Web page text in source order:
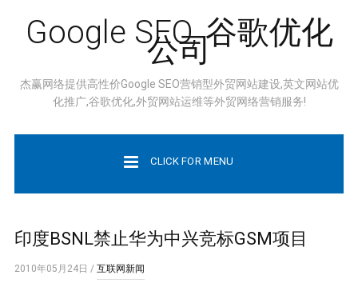
Google SEO, 谷歌优化
公司
杰赢网络提供高性价Google SEO营销型外贸网站建设,英文网站优
化推广,谷歌优化,外贸网站运维等外贸网络营销服务!
CLICK FOR MENU
印度BSNL禁止华为中兴竞标GSM项目
2010年05月24日 / 互联网新闻